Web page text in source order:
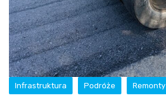
Infrastruktura Podróże Remonty